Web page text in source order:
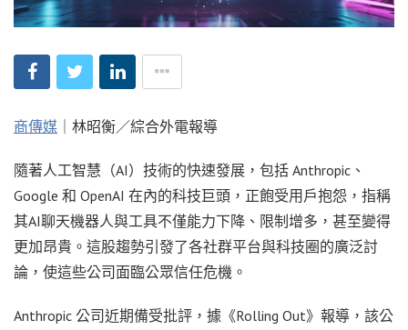
商傳媒 ｜林昭衡／綜合外電報導
隨著人工智慧（AI）技術的快速發展，包括 Anthropic、
Google 和 OpenAI 在內的科技巨頭，正飽受用戶抱怨，指稱
其AI聊天機器人與工具不僅能力下降、限制增多，甚至變得
更加昂貴。這股趨勢引發了各社群平台與科技圈的廣泛討
論，使這些公司面臨公眾信任危機。
Anthropic 公司近期備受批評，據《Rolling Out》報導，該公